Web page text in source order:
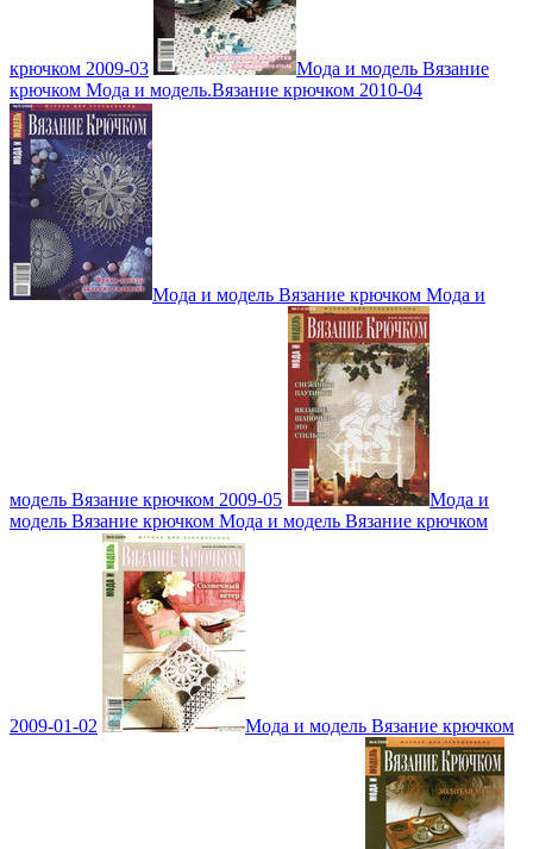
крючком 2009-03
Мода и модель Вязание
крючком Мода и модель.Вязание крючком 2010-04
Мода и модель Вязание крючком Мода и
модель Вязание крючком 2009-05
Мода и
модель Вязание крючком Мода и модель Вязание крючком
2009-01-02 Мода и модель Вязание крючком